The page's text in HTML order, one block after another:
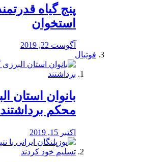
پنج گیاه
استخوان
آگوست 22, 2019
فوتبال
بانوان استان
محكم برداشتند
اکتبر 15, 2019